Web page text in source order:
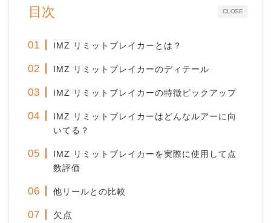
CLOSE
目次
IMZ リミットブレイカーとは？
IMZ リミットブレイカーのディテール
IMZ リミットブレイカーの特徴ピックアップ
IMZ リミットブレイカーはどんなルアーに向
いてる？
IMZ リミットブレイカーを実際に使用して点
数評価
他リールとの比較
欠点